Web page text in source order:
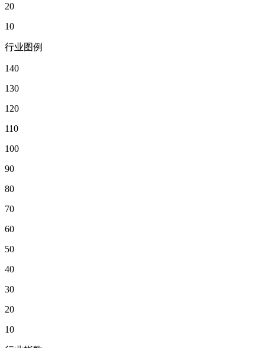
20
10
行业图例
140
130
120
110
100
90
80
70
60
50
40
30
20
10